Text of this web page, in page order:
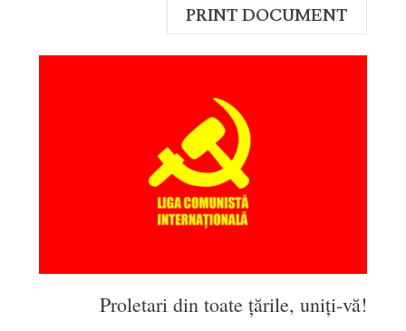
PRINT DOCUMENT
Proletari din toate țările, uniți-vă!